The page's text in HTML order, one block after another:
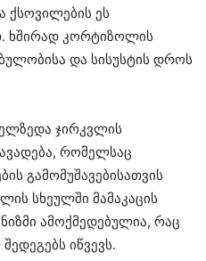
ეს
ხშირად კორტიზოლის
და სისუსტის დროს
ჯირკვლის
რომელსაც
გამომუშავებისათვის
სხეულში მამაკაცის
ამოქმედებულია, რაც
იწვევს.